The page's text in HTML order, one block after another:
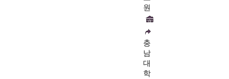
원
충
남
대
학